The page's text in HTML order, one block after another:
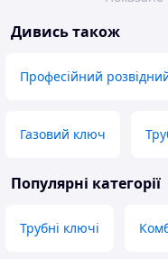
Дивись також
Професійний
Газовий ключ
Популярні категорії
Трубні ключі